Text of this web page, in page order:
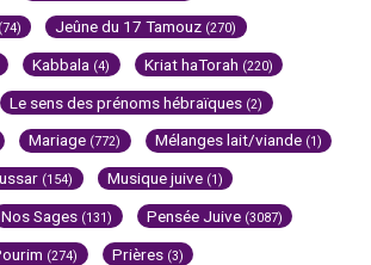
(74) Jeûne du 17 Tamouz (270)
Kabbala (4) Kriat haTorah (220)
Le sens des prénoms hébraïques (2)
Mariage (772) Mélanges lait/viande (1)
(154) Musique juive (1)
Nos Sages (131) Pensée Juive (3087)
(274) Prières (3)